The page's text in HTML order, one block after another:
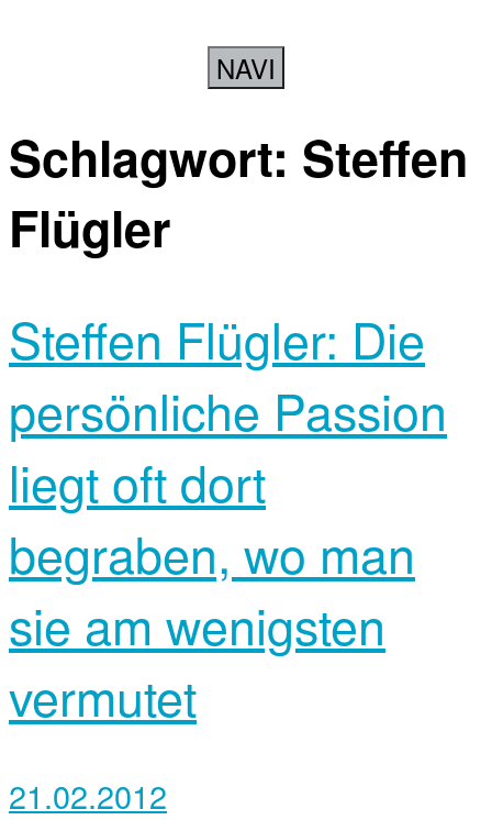
NAVI
Schlagwort: Steffen
Flügler
Steffen Flügler: Die
persönliche Passion
liegt oft dort
begraben, wo man
sie am wenigsten
vermutet
21.02.2012